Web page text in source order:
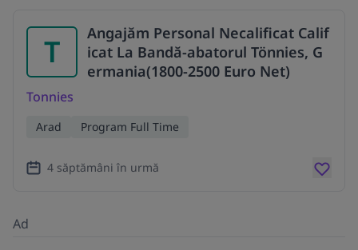
T
Angajăm Personal Necalificat Calif
icat La Bandă-abatorul Tönnies, G
ermania(1800-2500 Euro Net)
Tonnies
Arad Program Full Time
4 săptămâni în urmă
Ad